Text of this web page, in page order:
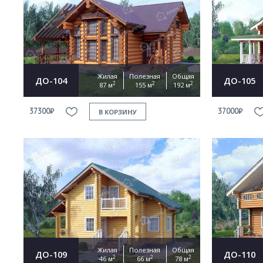
ДО-104
Жилая
87 м2
Полезная
155 м2
Общая
192 м2
37300₽ В КОРЗИНУ
ДО-105
37000₽
ДО-109
Жилая
46 м2
Полезная
66 м2
Общая
78 м2 ДО-110